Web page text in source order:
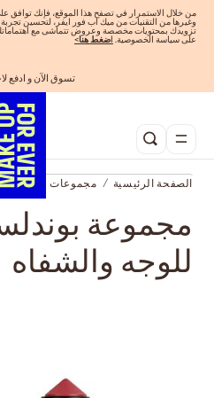
من خلال الاستمرار في تصفح هذا الموقع، فإنك توافق
وغيرها من التقنيات من ميك اب فور ايفر، لتحسين
تزويدك بمحتويات مخصصة وعروض تتماشى مع
على سياسة الخصوصية. ضغط هنا>
شحن مجاني
تسوق الآن و ادفع
اهدي مجموعاتك
الفرصة الأخيرة: خصم 25% على خطوط مختارة
الصفحة الرئيسية مجموعات
مجموعة
للوجه والشفاه